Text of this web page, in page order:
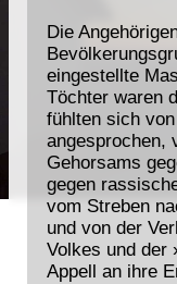
Die
eingestellte
Töchter waren
fühlten sich
angesprochen,
Gehorsams
gegen
vom Streben
und von der
Volkes und der
Appell an ihre